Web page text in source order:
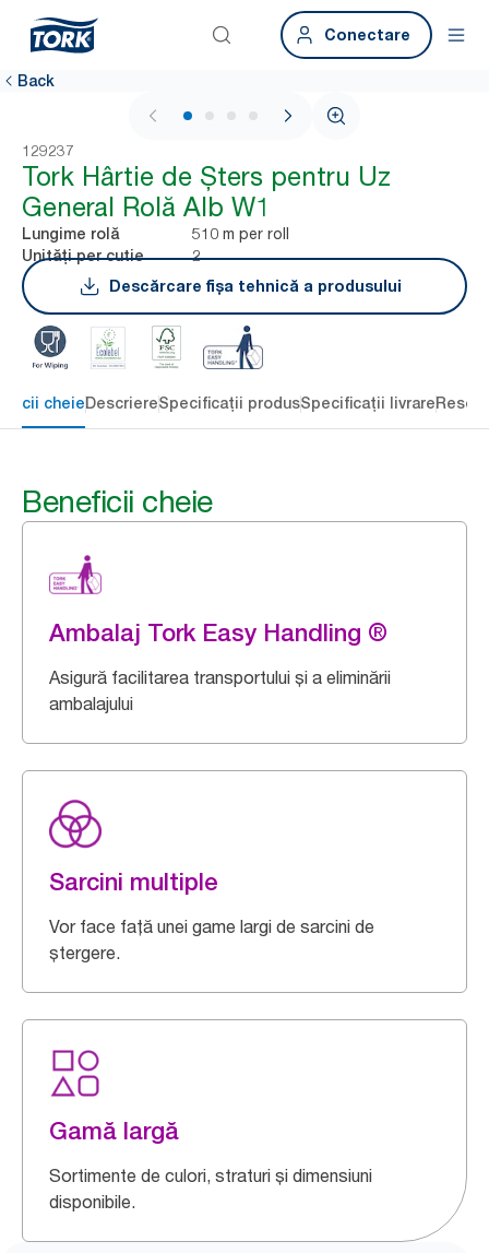
Conectare
Back
1 / 4
129237
Tork Hârtie de Șters pentru Uz
General Rolă Alb W1
Lungime rolă 510 m per roll
Unități per cutie
2
Descărcare fișa tehnică a produsului
cheieDescriereSpecificații produsSpecificații livrare
Beneficii cheie
Ambalaj Tork Easy Handling ®
Asigură facilitarea transportului și a eliminării
ambalajului
Sarcini multiple
Vor face față unei game largi de sarcini de
ștergere.
Gamă largă
Sortimente de culori, straturi și dimensiuni
disponibile.